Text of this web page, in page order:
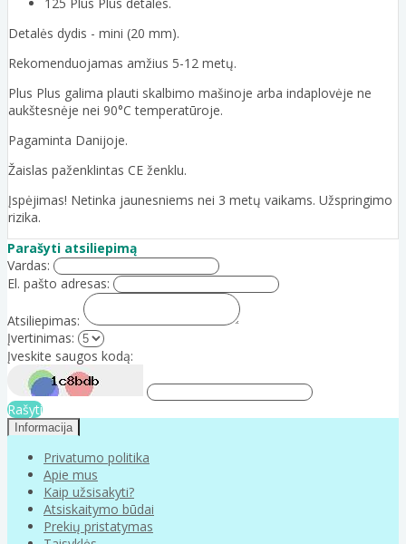
Detalės dydis - mini (20 mm).
Rekomenduojamas amžius 5-12 metų.
Plus Plus galima plauti skalbimo mašinoje arba indaplovėje ne
aukštesnėje nei 90°C temperatūroje.
Pagaminta Danijoje.
Žaislas paženklintas CE ženklu.
Įspėjimas! Netinka jaunesniems nei 3 metų vaikams. Užspringimo
rizika.
Parašyti atsiliepimą
Vardas:
El. pašto adresas:
Atsiliepimas:
Įvertinimas:
Įveskite saugos kodą:
Rašyti
Informacija
Privatumo politika
Apie mus
Kaip užsisakyti?
Atsiskaitymo būdai
Prekių pristatymas